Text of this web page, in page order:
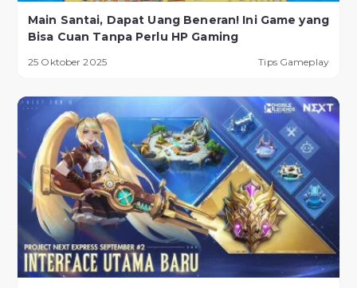
Main Santai, Dapat Uang Beneran! Ini Game yang
Bisa Cuan Tanpa Perlu HP Gaming
25 Oktober 2025 Tips Gameplay